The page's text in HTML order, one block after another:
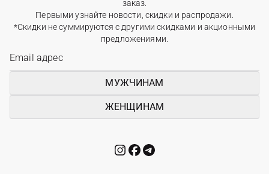
заказ.
Первыми узнайте новости, скидки и распродажи.
*Скидки не суммируются с другими скидками и акционными
предложениями.
МУЖЧИНАМ
ЖЕНЩИНАМ